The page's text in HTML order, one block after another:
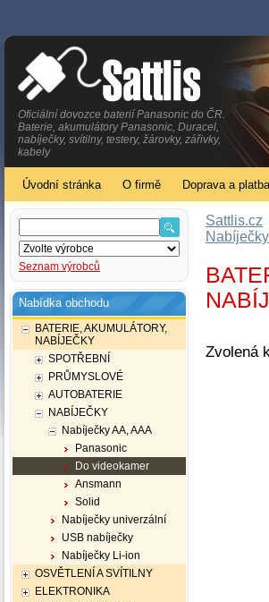
Oficiální dovozce baterií Panasonic do ČR.
Baterie, akumulátory Panasonic, Duracel,
nabíječky, svítilny, testery, žárovky, zářivky,
kabely
Úvodní stránka O firmě Doprava a platba
Seznam výrobců
Nabídka obchodu
BATERIE, AKUMULÁTORY,
NABÍJEČKY
SPOTŘEBNÍ
PRŮMYSLOVÉ
AUTOBATERIE
NABÍJEČKY
Nabíječky AA, AAA
Panasonic
Do videokamer
Ansmann
Solid
Nabíječky univerzální
USB nabíječky
Nabíječky Li-ion
OSVĚTLENÍ A SVÍTILNY
ELEKTRONIKA
Sattlis.cz
Zvolená